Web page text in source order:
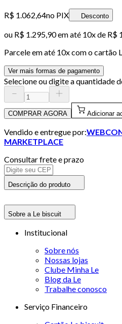
R$ 1.062,64no PIX Desconto
ou R$ 1.295,90em até 10x de R$
Parcele em até 10x com o cartão
Ver mais formas de pagamento
Selecione ou digite a quantidade
COMPRAR AGORA Adicionar
Vendido e entregue por:
MARKETPLACE
Consultar frete e prazo
Descrição do produto
Sobre a Le biscuit
Institucional
Sobre nós
Nossas lojas
Clube Minha Le
Blog da Le
Trabalhe conosco
Serviço Financeiro